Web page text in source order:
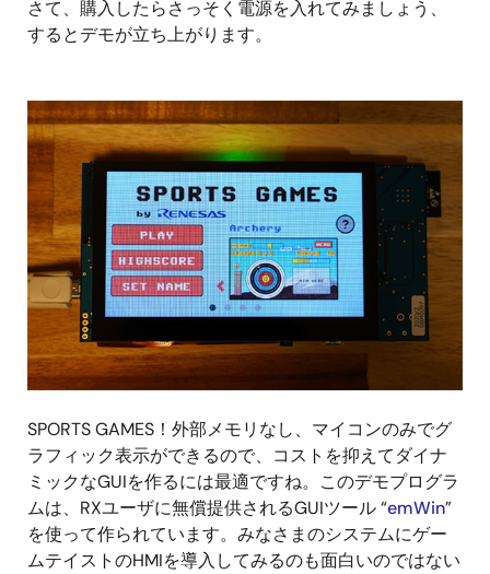
さて、購入したらさっそく電源を入れてみましょう、
するとデモが立ち上がります。
SPORTS GAMES！外部メモリなし、マイコンのみでグ
ラフィック表示ができるので、コストを抑えてダイナ
ミックなGUIを作るには最適ですね。このデモプログラ
ムは、RXユーザに無償提供されるGUIツール “emWin”
を使って作られています。みなさまのシステムにゲー
ムテイストのHMIを導入してみるのも面白いのではない